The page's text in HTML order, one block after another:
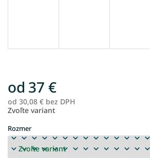
od 37 €
od 30,08 € bez DPH
Zvoľte variant
Rozmer